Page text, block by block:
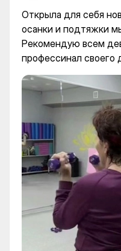
Открыла для себя
осанки и подтяжки
Рекомендую всем
профессинал своего